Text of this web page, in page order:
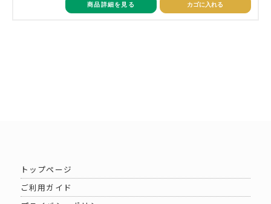
商品詳細を見る カゴに入れる
トップページ
ご利用ガイド